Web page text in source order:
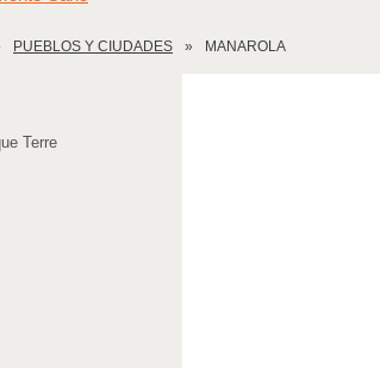
PUEBLOS Y CIUDADES MANAROLA
Terre